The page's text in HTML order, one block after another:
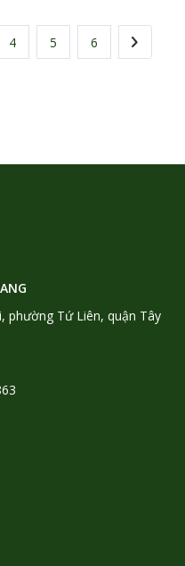
4 5 6
phường Tứ Liên, quận Tây